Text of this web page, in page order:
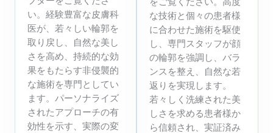
い。経験豊富な皮膚科
医が、若々しい輪郭を
取り戻し、自然な美し
さを高め、持続的な効
果をもたらす非侵襲的
な施術を専門としてい
ます。パーソナライズ
されたアプローチの有
効性を示す、実際の変
な技術と個々の患者様
に合わせた施術を駆使
し、専門スタッフが顔
の輪郭を強調し、バラ
ンスを整え、自然な若
返りを実現します。
若々しく洗練された美
しさを求める患者様か
ら信頼され、実証済み